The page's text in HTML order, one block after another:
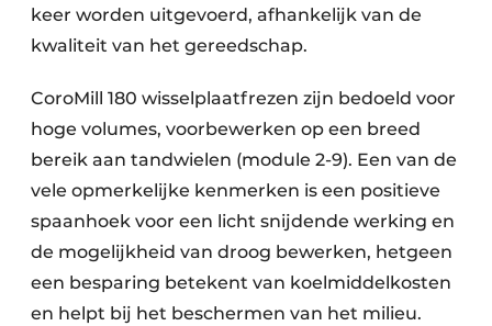
keer worden uitgevoerd, afhankelijk van de
kwaliteit van het gereedschap.
CoroMill 180 wisselplaatfrezen zijn bedoeld voor
hoge volumes, voorbewerken op een breed
bereik aan tandwielen (module 2-9). Een van de
vele opmerkelijke kenmerken is een positieve
spaanhoek voor een licht snijdende werking en
de mogelijkheid van droog bewerken, hetgeen
een besparing betekent van koelmiddelkosten
en helpt bij het beschermen van het milieu.